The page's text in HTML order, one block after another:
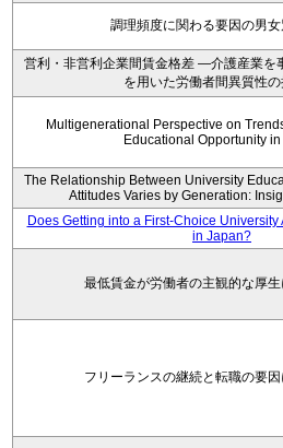
調理頻度に関わる要因の男
営利・非営利企業間賃金格差 ―介護産業を
を用いた労働者間異質性
Multigenerational Perspective on
Educational Opportunity
The Relationship Between University
Attitudes Varies by Generation:
Does Getting into a First-Choice University
in Japan?
最低賃金が労働者の主観的な厚
フリーランスの継続と転職の要